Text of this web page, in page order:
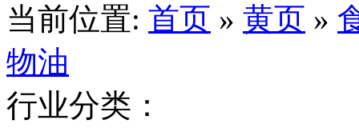
当前位置: 首页 » 黄页 »
物油
行业分类：